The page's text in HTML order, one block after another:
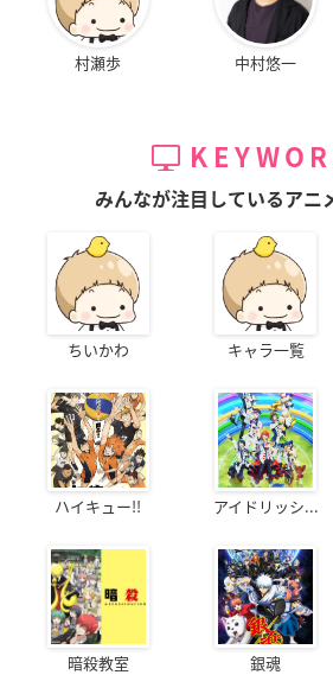
村瀬歩 中村悠一
みんなが注目しているアニ
ちいかわ キャラ一覧
ハイキュー!! アイドリッシ...
暗殺教室 銀魂